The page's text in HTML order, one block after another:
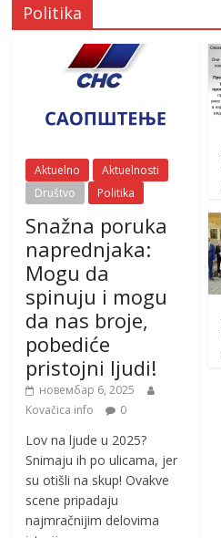
Politika
Aktuelno
Aktuelnosti
Društvo
Politika
Snažna poruka
naprednjaka:
Mogu da
spinuju i mogu
da nas broje,
pobediće
pristojni ljudi!
новембар 6, 2025
Kovačica info
0
Lov na ljude u 2025?
Snimaju ih po ulicama, jer
su otišli na skup! Ovakve
scene pripadaju
najmračnijim delovima